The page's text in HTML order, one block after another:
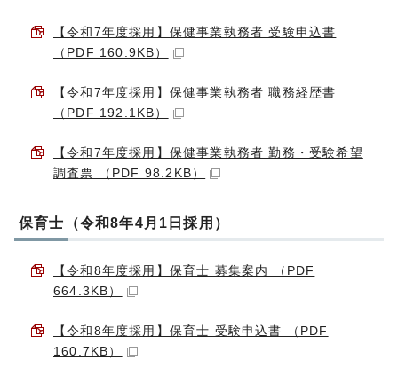
【令和7年度採用】保健事業執務者 受験申込書
（PDF 160.9KB）
【令和7年度採用】保健事業執務者 職務経歴書
（PDF 192.1KB）
【令和7年度採用】保健事業執務者 勤務・受験希望
調査票 （PDF 98.2KB）
保育士（令和8年4月1日採用）
【令和8年度採用】保育士 募集案内 （PDF
664.3KB）
【令和8年度採用】保育士 受験申込書 （PDF
160.7KB）